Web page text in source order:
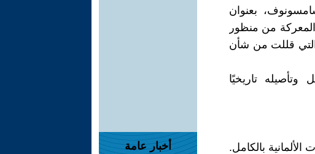
بعنوان
من منظور
التي قللت من شأن
تاريخيًا
الألمانية بالكامل.
أخبار عامة